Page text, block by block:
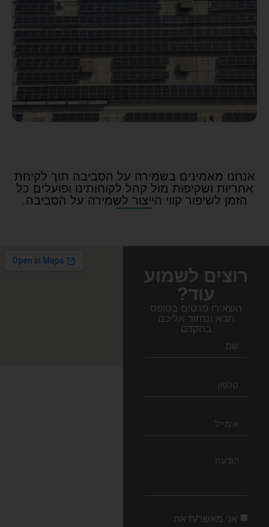
אנחנו מאמינים בשמירה על הסביבה תוך לקיחת
אחריות ושקיפות מול קהל לקוחותינו ופועלים כל
הזמן לשיפור קווי הייצור לשמירה על הסביבה.
רוצים לשמוע
עוד?
השאירו פרטים בטופס
הבא ונחזור אליכם
בהקדם
אני מאשר/ת את